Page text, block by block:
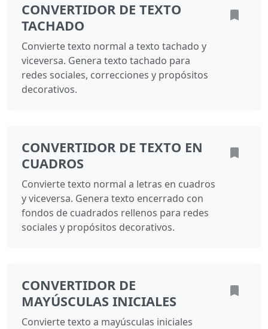
CONVERTIDOR DE TEXTO
TACHADO
Convierte texto normal a texto tachado y
viceversa. Genera texto tachado para
redes sociales, correcciones y propósitos
decorativos.
CONVERTIDOR DE TEXTO EN
CUADROS
Convierte texto normal a letras en cuadros
y viceversa. Genera texto encerrado con
fondos de cuadrados rellenos para redes
sociales y propósitos decorativos.
CONVERTIDOR DE
MAYÚSCULAS INICIALES
Convierte texto a mayúsculas iniciales